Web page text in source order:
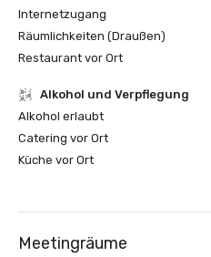
Internetzugang
Räumlichkeiten (Draußen)
Restaurant vor Ort
‪Alkohol‬ und Verpflegung
‪Alkohol‬ erlaubt
Catering vor Ort
Küche vor Ort
Meetingräume